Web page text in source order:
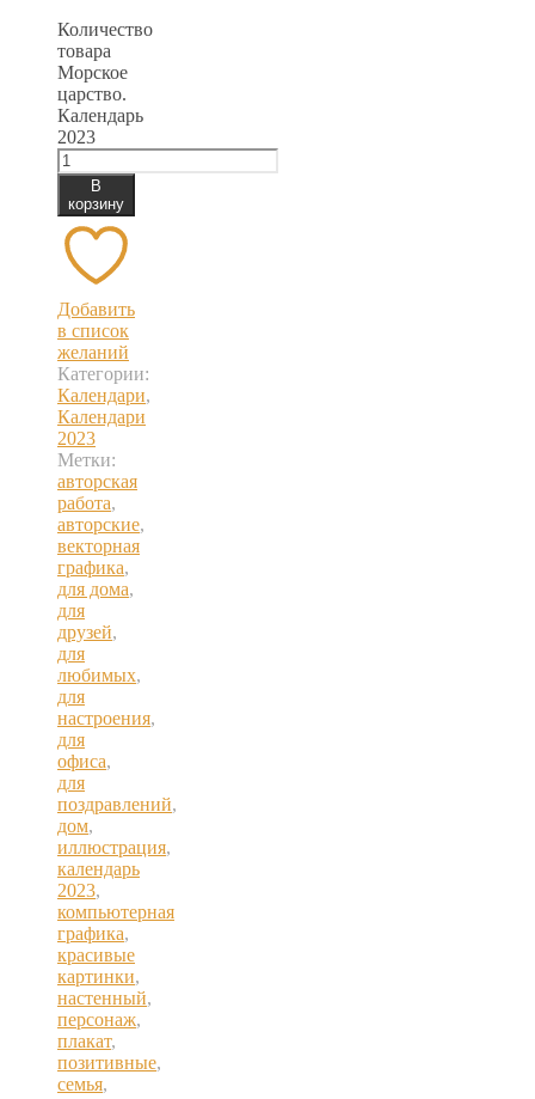
Количество
товара
Морское
царство.
Календарь
2023
В
корзину
Добавить
в список
желаний
Категории:
Календари,
Календари
2023
Метки:
авторская
работа,
авторские,
векторная
графика,
для дома,
для
друзей,
для
любимых,
для
настроения,
для
офиса,
для
поздравлений,
дом,
иллюстрация,
календарь
2023,
компьютерная
графика,
красивые
картинки,
настенный,
персонаж,
плакат,
позитивные,
семья,